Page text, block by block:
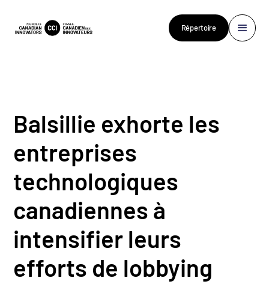
Répertoire
Balsillie exhorte les
entreprises
technologiques
canadiennes à
intensifier leurs
efforts de lobbying